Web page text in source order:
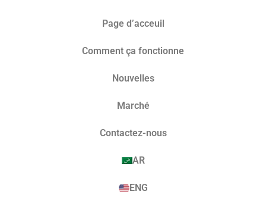
Page d’acceuil
Comment ça fonctionne
Nouvelles
Marché​
Contactez-nous
AR
ENG